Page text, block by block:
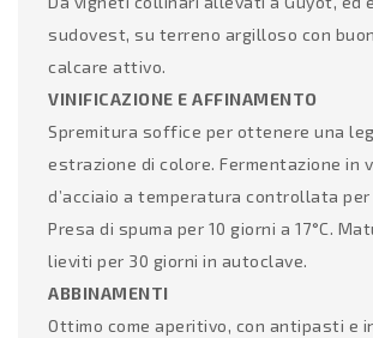
sudovest, su terreno argilloso con
calcare attivo.
VINIFICAZIONE E AFFINAMENTO
Spremitura soffice per ottenere una
estrazione di colore. Fermentazione in
d’acciaio a temperatura controllata per
Presa di spuma per 10 giorni a 17°C.
lieviti per 30 giorni in autoclave.
ABBINAMENTI
Ottimo come aperitivo, con antipasti e